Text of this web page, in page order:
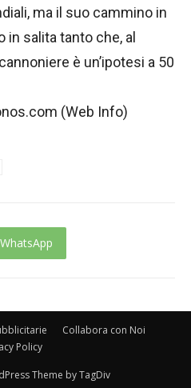
ma il suo cammino in
in salita tanto che, al
è un’ipotesi a 50
(Web Info)
WhatsApp
Collabora con Noi
Policy
Theme by TagDiv